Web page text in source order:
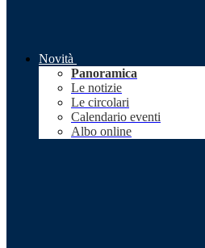
Novità
Panoramica
Le notizie
Le circolari
Calendario eventi
Albo online